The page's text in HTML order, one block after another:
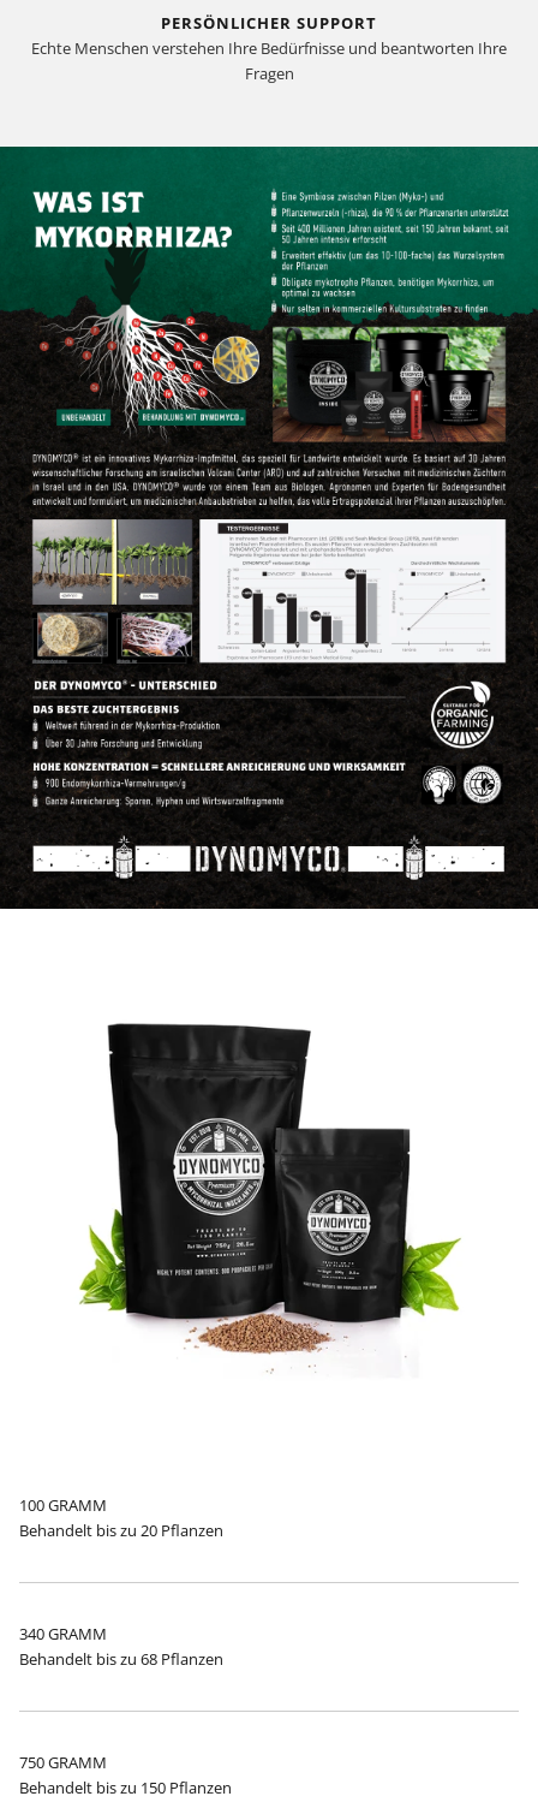
PERSÖNLICHER SUPPORT
Echte Menschen verstehen Ihre Bedürfnisse und beantworten Ihre
Fragen
100 GRAMM
Behandelt bis zu 20 Pflanzen
340 GRAMM
Behandelt bis zu 68 Pflanzen
750 GRAMM
Behandelt bis zu 150 Pflanzen